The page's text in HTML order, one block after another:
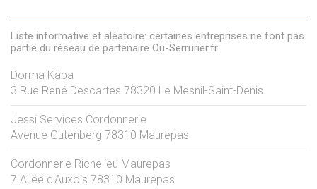
Liste informative et aléatoire: certaines entreprises ne font pas
partie du réseau de partenaire Ou-Serrurier.fr
Dorma Kaba
3 Rue René Descartes 78320 Le Mesnil-Saint-Denis
Jessi Services Cordonnerie
Avenue Gutenberg 78310 Maurepas
Cordonnerie Richelieu Maurepas
7 Allée d'Auxois 78310 Maurepas